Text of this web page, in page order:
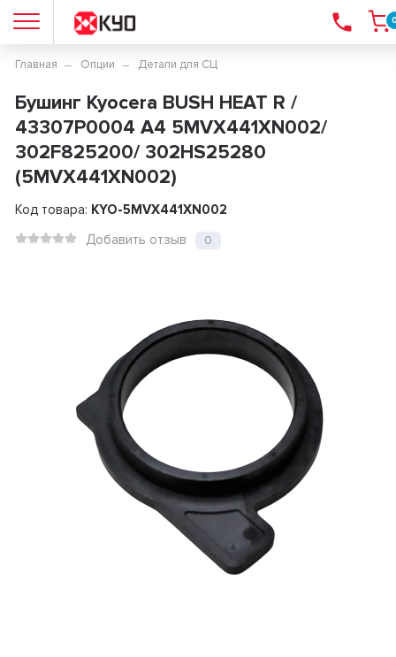
Главная Опции Детали для СЦ
Бушинг Kyocera BUSH HEAT R /
43307P0004 A4 5MVX441XN002/
302F825200/ 302HS25280
(5MVX441XN002)
Код товара: KYO-5MVX441XN002
Добавить отзыв
0